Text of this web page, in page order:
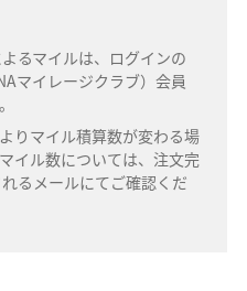
るマイルは、ログインの
マイレージクラブ）会員
りマイル積算数が変わる場
イル数については、注文完
るメールにてご確認くだ